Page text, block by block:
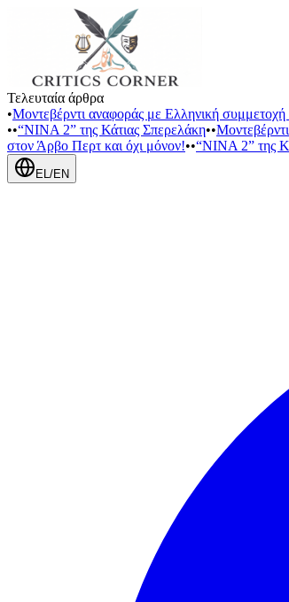
Τελευταία άρθρα
•Μοντεβέρντι αναφοράς με Ελληνική
••“NINA 2” της Κάτιας Σπερελάκη••
στον Άρβο Περτ και όχι μόνον!••“NINA 2” της
EL/EN